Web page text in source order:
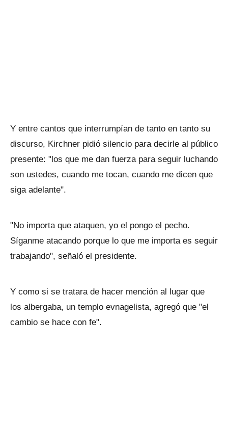
Y entre cantos que interrumpían de tanto en tanto su
discurso, Kirchner pidió silencio para decirle al público
presente: "los que me dan fuerza para seguir luchando
son ustedes, cuando me tocan, cuando me dicen que
siga adelante".
"No importa que ataquen, yo el pongo el pecho.
Síganme atacando porque lo que me importa es seguir
trabajando", señaló el presidente.
Y como si se tratara de hacer mención al lugar que
los albergaba, un templo evnagelista, agregó que "el
cambio se hace con fe".